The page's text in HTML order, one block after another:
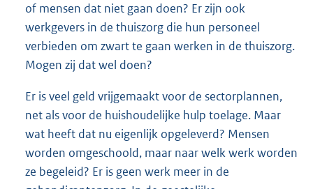
of mensen dat niet gaan doen? Er zijn ook
werkgevers in de thuiszorg die hun personeel
verbieden om zwart te gaan werken in de thuiszorg.
Mogen zij dat wel doen?
Er is veel geld vrijgemaakt voor de sectorplannen,
net als voor de huishoudelijke hulp toelage. Maar
wat heeft dat nu eigenlijk opgeleverd? Mensen
worden omgeschoold, maar naar welk werk worden
ze begeleid? Er is geen werk meer in de